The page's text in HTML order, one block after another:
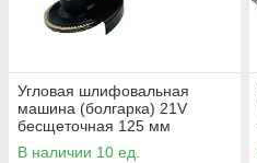
Угловая шлифовальная
машина (болгарка) 21V
бесщеточная 125 мм
HENGDIAN (DSV125)
В наличии 10 ед.